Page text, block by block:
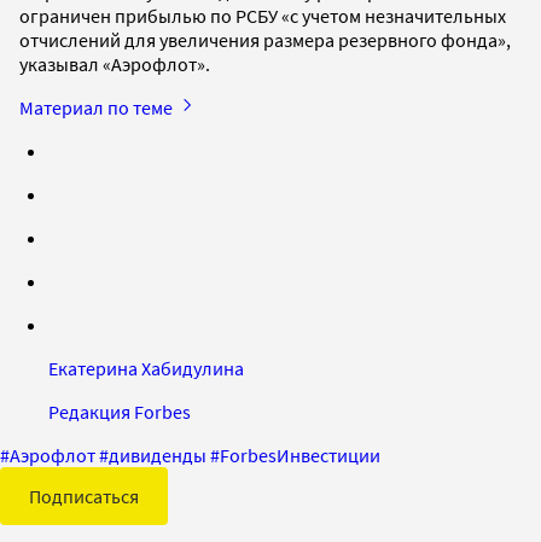
ограничен прибылью по РСБУ «с учетом незначительных
отчислений для увеличения размера резервного фонда»,
указывал «Аэрофлот».
Материал по теме
Екатерина Хабидулина
Редакция Forbes
#Аэрофлот#дивиденды #ForbesИнвестиции
Подписаться